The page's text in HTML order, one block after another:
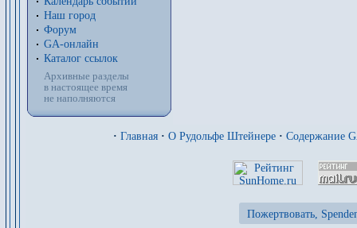
Наш город
Форум
GA-онлайн
Каталог ссылок
Архивные разделы
в настоящее время
не наполняются
· Главная · О Рудольфе Штейнере · Содержание
Пожертвовать,